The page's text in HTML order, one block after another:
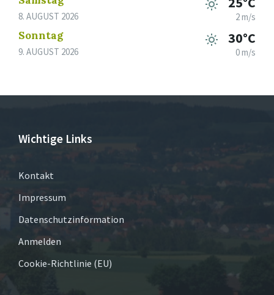
8. AUGUST 2026 2 m/s
Sonntag
9. AUGUST 2026
30°C
0 m/s
Wichtige Links
Kontakt
Impressum
Datenschutzinformation
Anmelden
Cookie-Richtlinie (EU)